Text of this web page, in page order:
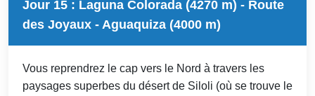
Jour 15 : Laguna Colorada (4270 m) - Route
des Joyaux - Aguaquiza (4000 m)
Vous reprendrez le cap vers le Nord à travers les
paysages superbes du désert de Siloli (où se trouve le